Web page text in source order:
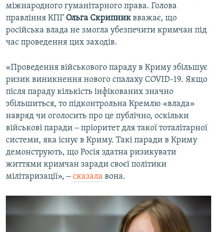
міжнародного гуманітарного права. Голова
правління КПГ Ольга Скрипниквважає, що
російська влада не змогла убезпечити кримчан під
час проведення цих заходів.
«Проведення військового параду в Криму збільшує
ризик виникнення нового спалаху COVID-19. Якщо
після параду кількість інфікованих значно
збільшиться, то підконтрольна Кремлю «влада»
навряд чи оголосить про це публічно, оскільки
військові паради ‒ пріоритет для такої тоталітарної
системи, яка існує в Криму. Такі паради в Криму
демонструють, що Росія здатна ризикувати
життями кримчан заради своєї політики
мілітаризації», ‒сказала вона.